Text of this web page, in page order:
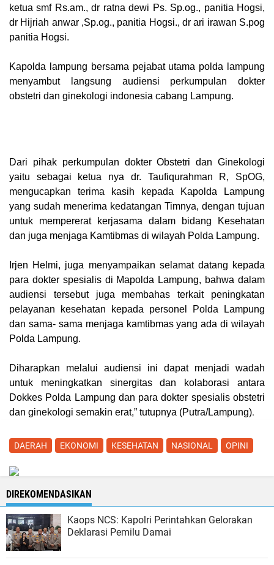
ketua smf Rs.am., dr ratna dewi Ps. Sp.og., panitia Hogsi,
dr Hijriah anwar ,Sp.og., panitia Hogsi., dr ari irawan S.pog
panitia Hogsi.
Kapolda lampung bersama pejabat utama polda lampung
menyambut langsung audiensi perkumpulan dokter
obstetri dan ginekologi indonesia cabang Lampung.
Dari pihak perkumpulan dokter Obstetri dan Ginekologi
yaitu sebagai ketua nya dr. Taufiqurahman R, SpOG,
mengucapkan terima kasih kepada Kapolda Lampung
yang sudah menerima kedatangan Timnya, dengan tujuan
untuk mempererat kerjasama dalam bidang Kesehatan
dan juga menjaga Kamtibmas di wilayah Polda Lampung.
Irjen Helmi, juga menyampaikan selamat datang kepada
para dokter spesialis di Mapolda Lampung, bahwa dalam
audiensi tersebut juga membahas terkait peningkatan
pelayanan kesehatan kepada personel Polda Lampung
dan sama- sama menjaga kamtibmas yang ada di wilayah
Polda Lampung.
Diharapkan melalui audiensi ini dapat menjadi wadah
untuk meningkatkan sinergitas dan kolaborasi antara
Dokkes Polda Lampung dan para dokter spesialis obstetri
dan ginekologi semakin erat,” tutupnya (Putra/Lampung).
DAERAH EKONOMI KESEHATAN NASIONAL OPINI
DIREKOMENDASIKAN
Kaops NCS: Kapolri Perintahkan Gelorakan
Deklarasi Pemilu Damai